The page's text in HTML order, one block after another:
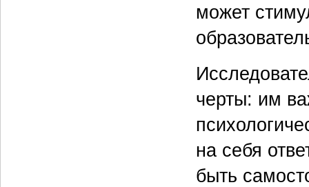
может
черты: им
на себя
быть